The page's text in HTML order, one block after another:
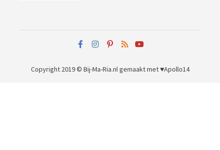
Copyright 2019 © Bij-Ma-Ria.nlgemaakt met ♥Apollo14